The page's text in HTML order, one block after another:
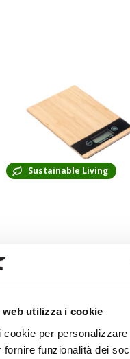
utilizza i cookie
cookie per
fornire funzionalità dei
Sustainable Living